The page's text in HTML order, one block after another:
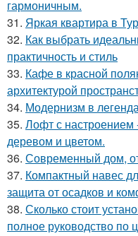
гармоничным.
31. Яркая квартира в
32. Как выбрать
практичность и стиль
33. Кафе в красной
архитектурой
34. Модернизм в
35. Лофт с настроением
деревом и цветом.
36. Современный дом,
37. Компактный навес
защита от осадков и
38. Сколько стоит
полное руководство по